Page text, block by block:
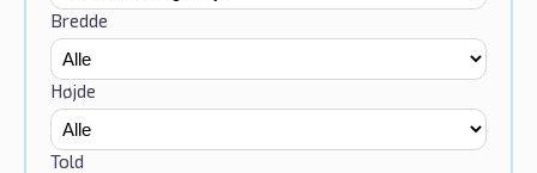
Bredde
Højde
Told